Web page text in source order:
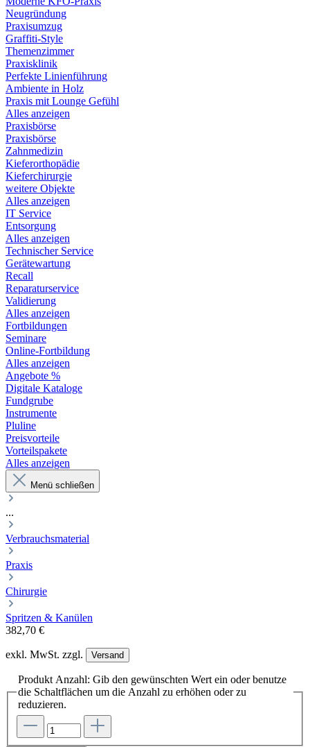
Neugründung
Praxisumzug
Graffiti-Style
Themenzimmer
Praxisklinik
Perfekte Linienführung
Ambiente in Holz
Praxis mit Lounge Gefühl
Alles anzeigen
Praxisbörse
Praxisbörse
Zahnmedizin
Kieferorthopädie
Kieferchirurgie
weitere Objekte
Alles anzeigen
IT Service
Entsorgung
Alles anzeigen
Technischer Service
Gerätewartung
Recall
Reparaturservice
Validierung
Alles anzeigen
Fortbildungen
Seminare
Online-Fortbildung
Alles anzeigen
Angebote %
Digitale Kataloge
Fundgrube
Instrumente
Pluline
Preisvorteile
Vorteilspakete
Alles anzeigen
Menü schließen
...
Verbrauchsmaterial
Praxis
Chirurgie
Spritzen & Kanülen
382,70 €
exkl. MwSt. zzgl. Versand
Produkt Anzahl: Gib den gewünschten Wert ein oder benutze
die Schaltflächen um die Anzahl zu erhöhen oder zu
reduzieren.